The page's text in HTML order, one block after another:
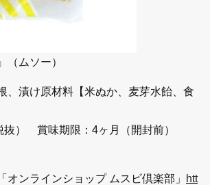
（ムソー）
、漬け原材料【米ぬか、麦芽水飴、食
抜） 賞味期限：4ヶ月（開封前）
オンラインショップ ムスビ倶楽部」
htt